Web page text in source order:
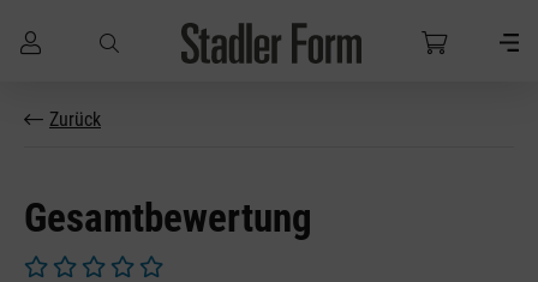
Zum Hauptinhalt springen
Zurück
Gesamtbewertung